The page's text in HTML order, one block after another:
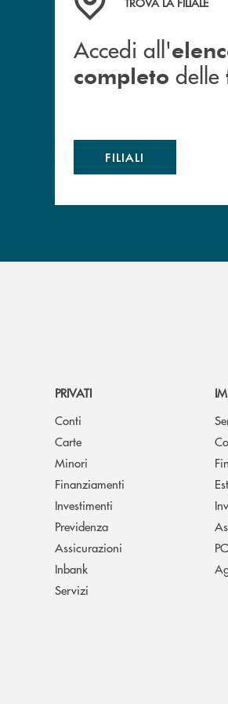
Accedi all'
completo delle
FILIALI
PRIVATI
Conti
Carte
Minori
Finanziamenti
Investimenti
Previdenza
Assicurazioni
Inbank
Servizi